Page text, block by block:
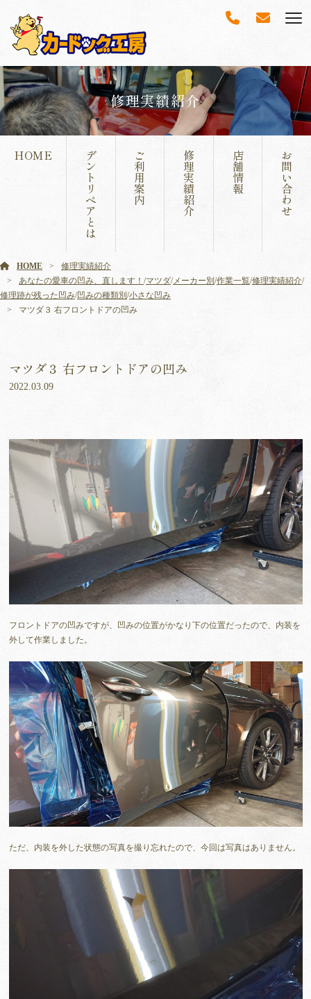
修理実績紹介
HOME デ
ン
ト
リ
ペ
ア
と
は
ご
利
用
案
内
修
理
実
績
紹
介
店
舗
情
報
お
問
い
合
わ
せ
HOME
修理実績紹介
あなたの愛車の凹み、直します！ /マツダ/メーカー別 /作業一覧/修理実績紹介/
修理跡が残った凹み/凹みの種類別 /小さな凹み
マツダ３ 右フロントドアの凹み
マツダ３ 右フロントドアの凹み
2022.03.09
フロントドアの凹みですが、凹みの位置がかなり下の位置だったので、内装を
外して作業しました。
ただ、内装を外した状態の写真を撮り忘れたので、今回は写真はありません。